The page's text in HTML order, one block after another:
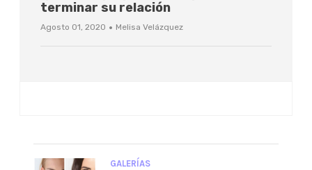
terminar su relación
Agosto 01, 2020 · Melisa Velázquez
GALERÍAS